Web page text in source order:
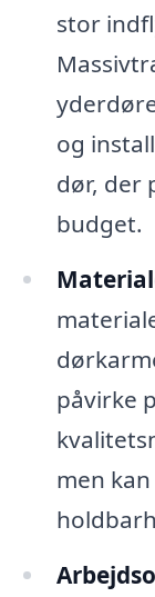
stor
og
dør, der
budget.
påvirke
men